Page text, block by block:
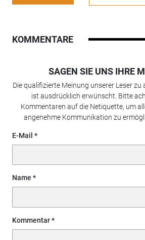
KOMMENTARE
SAGEN SIE UNS IHRE
Die qualifizierte Meinung unserer Leser zu
ist ausdrücklich erwünscht. Bitte
Kommentaren auf die Netiquette, um
angenehme Kommunikation zu
E-Mail
Name
Kommentar